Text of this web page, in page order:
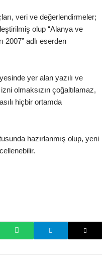
veri ve değerlendirmeler;
olup “Alanya ve
2007” adlı eserden
yer alan yazılı ve
olmaksızın çoğaltılamaz,
hiçbir ortamda
hazırlanmış olup, yeni